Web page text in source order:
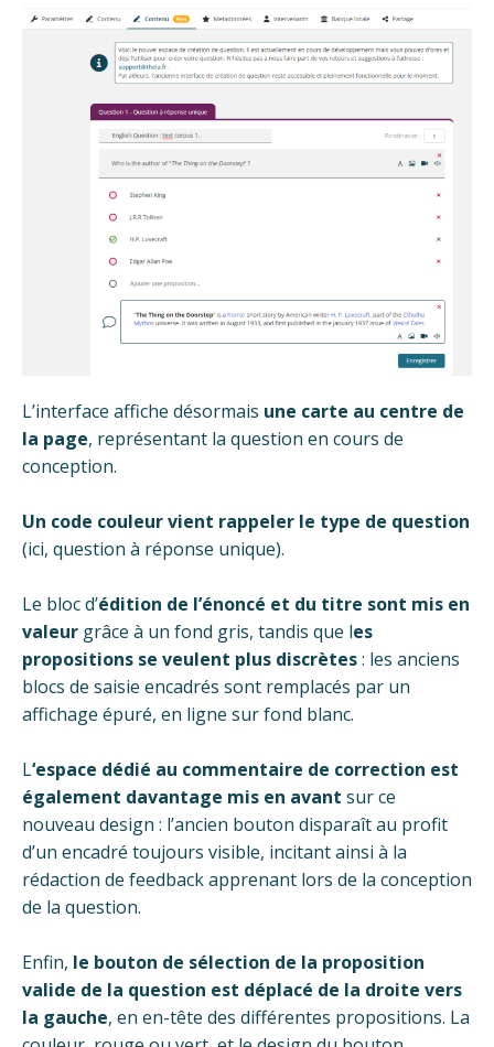
L’interface affiche désormais une carte au centre de
la page, représentant la question en cours de
conception.
Un code couleur vient rappeler le type de question
(ici, question à réponse unique).
Le bloc d’édition de l’énoncé et du titre sont mis en
valeur grâce à un fond gris, tandis que les
propositions se veulent plus discrètes: les anciens
blocs de saisie encadrés sont remplacés par un
affichage épuré, en ligne sur fond blanc.
L‘espace dédié au commentaire de correction est
également davantage mis en avant sur ce
nouveau design : l’ancien bouton disparaît au profit
d’un encadré toujours visible, incitant ainsi à la
rédaction de feedback apprenant lors de la conception
de la question.
Enfin, le bouton de sélection de la proposition
valide de la question est déplacé de la droite vers
la gauche, en en-tête des différentes propositions. La